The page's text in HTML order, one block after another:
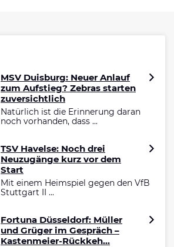
MSV Duisburg: Neuer Anlauf
zum Aufstieg? Zebras starten
zuversichtlich
Natürlich ist die Erinnerung daran
noch vorhanden, dass ...
TSV Havelse: Noch drei
Neuzugänge kurz vor dem
Start
Mit einem Heimspiel gegen den VfB
Stuttgart II ...
Fortuna Düsseldorf: Müller
und Grüger im Gespräch –
Kastenmeier-Rückkeh...